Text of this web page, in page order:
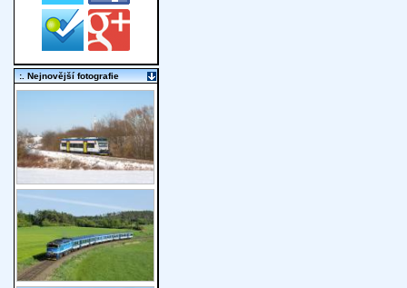
:. Nejnovější fotografie